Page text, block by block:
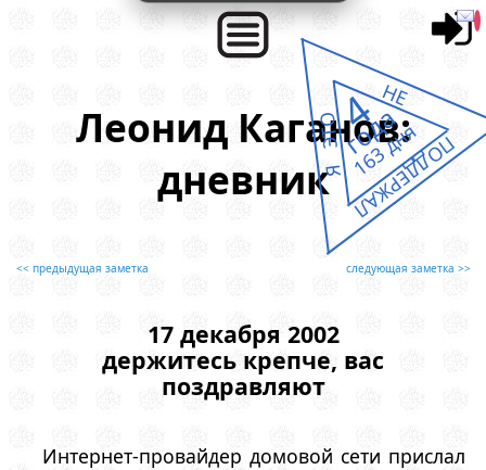
Леонид Каганов:
дневник
<< предыдущая заметка следующая заметка >>
17 декабря 2002
держитесь крепче, вас
поздравляют
Интернет-провайдер домовой сети прислал
Я ЭТО
НЕ
ПОДДЕРЖАЛ
4
года
163 дня